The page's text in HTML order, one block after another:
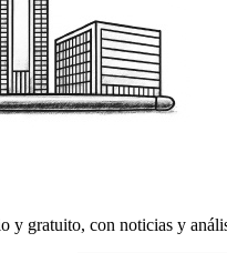
y gratuito, con noticias y